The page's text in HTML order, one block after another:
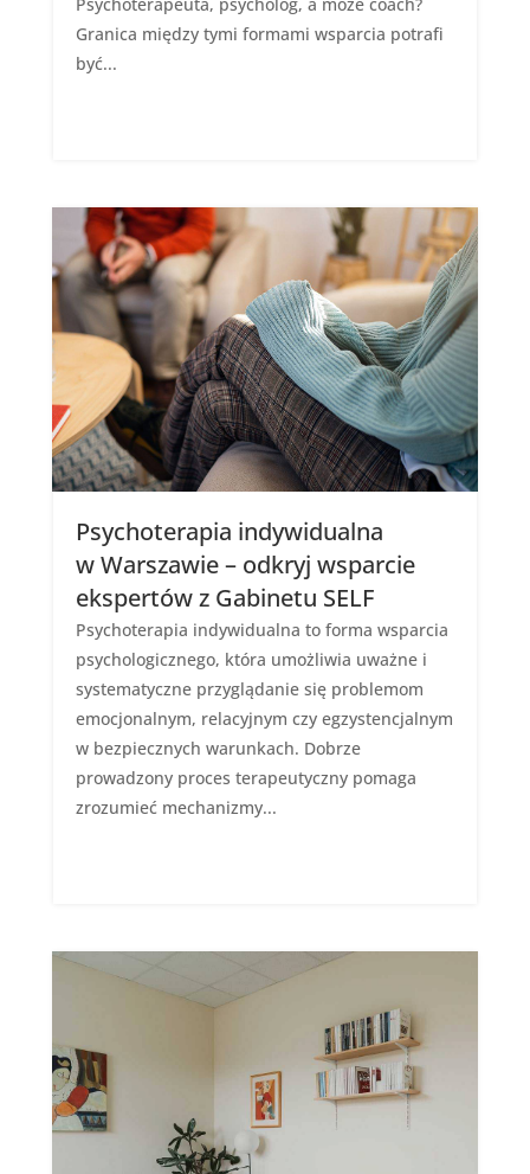
Granica między tymi formami wsparcia potrafi
być...
Psychoterapia indywidualna
w Warszawie – odkryj wsparcie
ekspertów z Gabinetu SELF
Psychoterapia indywidualna to forma wsparcia
psychologicznego, która umożliwia uważne i
systematyczne przyglądanie się problemom
emocjonalnym, relacyjnym czy egzystencjalnym
w bezpiecznych warunkach. Dobrze
prowadzony proces terapeutyczny pomaga
zrozumieć mechanizmy...